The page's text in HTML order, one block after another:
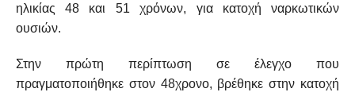
ηλικίας 48 και 51 χρόνων, για κατοχή ναρκωτικών
ουσιών.
Στην πρώτη περίπτωση σε έλεγχο που
πραγματοποιήθηκε στον 48χρονο, βρέθηκε στην κατοχή